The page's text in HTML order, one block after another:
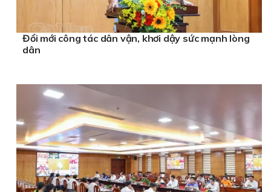
Đổi mới công tác dân vận, khơi dậy sức mạnh lòng
dân